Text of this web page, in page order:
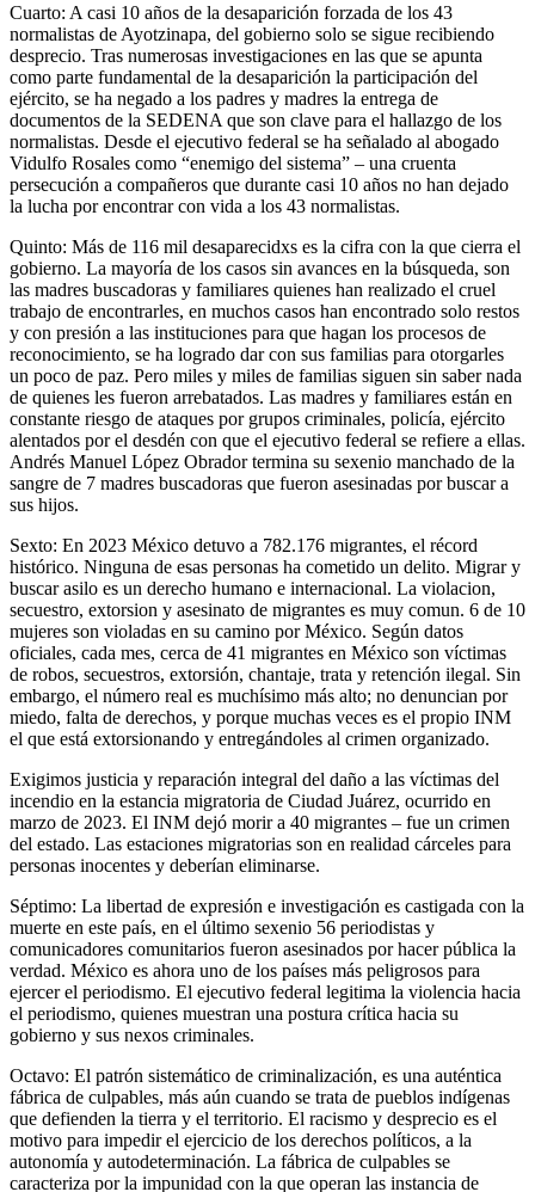
Cuarto: A casi 10 años de la desaparición forzada de los 43
normalistas de Ayotzinapa, del gobierno solo se sigue recibiendo
desprecio. Tras numerosas investigaciones en las que se apunta
como parte fundamental de la desaparición la participación del
ejército, se ha negado a los padres y madres la entrega de
documentos de la SEDENA que son clave para el hallazgo de los
normalistas. Desde el ejecutivo federal se ha señalado al abogado
Vidulfo Rosales como “enemigo del sistema” – una cruenta
persecución a compañeros que durante casi 10 años no han dejado
la lucha por encontrar con vida a los 43 normalistas.
Quinto: Más de 116 mil desaparecidxs es la cifra con la que cierra el
gobierno. La mayoría de los casos sin avances en la búsqueda, son
las madres buscadoras y familiares quienes han realizado el cruel
trabajo de encontrarles, en muchos casos han encontrado solo restos
y con presión a las instituciones para que hagan los procesos de
reconocimiento, se ha logrado dar con sus familias para otorgarles
un poco de paz. Pero miles y miles de familias siguen sin saber nada
de quienes les fueron arrebatados. Las madres y familiares están en
constante riesgo de ataques por grupos criminales, policía, ejército
alentados por el desdén con que el ejecutivo federal se refiere a ellas.
Andrés Manuel López Obrador termina su sexenio manchado de la
sangre de 7 madres buscadoras que fueron asesinadas por buscar a
sus hijos.
Sexto: En 2023 México detuvo a 782.176 migrantes, el récord
histórico. Ninguna de esas personas ha cometido un delito. Migrar y
buscar asilo es un derecho humano e internacional. La violacion,
secuestro, extorsion y asesinato de migrantes es muy comun. 6 de 10
mujeres son violadas en su camino por México. Según datos
oficiales, cada mes, cerca de 41 migrantes en México son víctimas
de robos, secuestros, extorsión, chantaje, trata y retención ilegal. Sin
embargo, el número real es muchísimo más alto; no denuncian por
miedo, falta de derechos, y porque muchas veces es el propio INM
el que está extorsionando y entregándoles al crimen organizado.
Exigimos justicia y reparación integral del daño a las víctimas del
incendio en la estancia migratoria de Ciudad Juárez, ocurrido en
marzo de 2023. El INM dejó morir a 40 migrantes – fue un crimen
del estado. Las estaciones migratorias son en realidad cárceles para
personas inocentes y deberían eliminarse.
Séptimo: La libertad de expresión e investigación es castigada con la
muerte en este país, en el último sexenio 56 periodistas y
comunicadores comunitarios fueron asesinados por hacer pública la
verdad. México es ahora uno de los países más peligrosos para
ejercer el periodismo. El ejecutivo federal legitima la violencia hacia
el periodismo, quienes muestran una postura crítica hacia su
gobierno y sus nexos criminales.
Octavo: El patrón sistemático de criminalización, es una auténtica
fábrica de culpables, más aún cuando se trata de pueblos indígenas
que defienden la tierra y el territorio. El racismo y desprecio es el
motivo para impedir el ejercicio de los derechos políticos, a la
autonomía y autodeterminación. La fábrica de culpables se
caracteriza por la impunidad con la que operan las instancia de